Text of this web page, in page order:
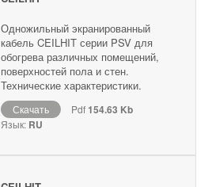
Одножильный экранированный
кабель CEILHIT серии PSV для
обогрева различных помещений,
поверхностей пола и стен.
Технические характеристики.
Скачать Pdf154.63 Kb
Язык: RU